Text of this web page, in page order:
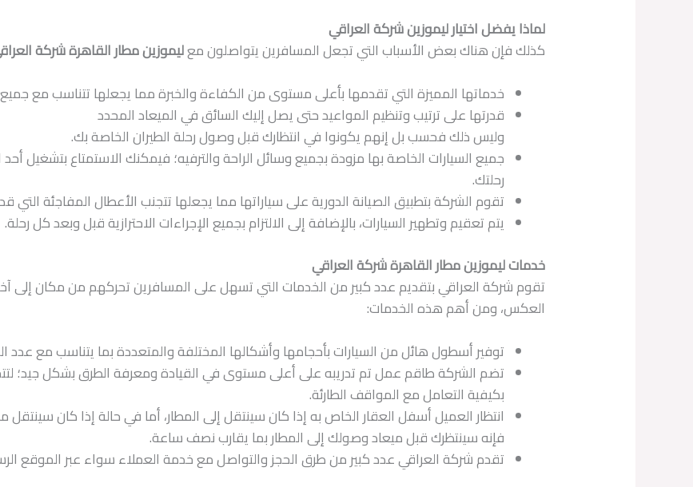
لماذا يفضل اختيار ليموزين شركة العراقي
كذلك فإن هناك بعض الأسباب التي تجعل المسافرين يتواصلون معليموزين مطار القاهرة شركة
خدماتها المميزة التي تقدمها بأعلى مستوى من الكفاءة والخبرة مما يجعلها تتناسب مع
قدرتها على ترتيب وتنظيم المواعيد حتى يصل إليك السائق في الميعاد المحدد
وليس ذلك فحسب بل إنهم يكونوا في انتظارك قبل وصول رحلة الطيران الخاصة بك.
جميع السيارات الخاصة بها مزودة بجميع وسائل الراحة والترفيه؛ فيمكنك الاستمتاع بتشغيل
رحلتك.
تقوم الشركة بتطبيق الصيانة الدورية على سياراتها مما يجعلها تتجنب الأعطال المفاجئة
يتم تعقيم وتطهير السيارات، بالإضافة إلى الالتزام بجميع الإجراءات الاحترازية قبل وبعد كل رحلة.
خدمات ليموزين مطار القاهرة شركة العراقي
تقوم شركة العراقي بتقديم عدد كبير من الخدمات التي تسهل على المسافرين تحركهم من مكان إلى
العكس، ومن أهم هذه الخدمات:
توفير أسطول هائل من السيارات بأحجامها وأشكالها المختلفة والمتعددة بما يتناسب مع عدد
تضم الشركة طاقم عمل تم تدريبه على أعلى مستوى في القيادة ومعرفة الطرق بشكل جيد؛
بكيفية التعامل مع المواقف الطارئة.
انتظار العميل أسفل العقار الخاص به إذا كان سينتقل إلى المطار، أما في حالة إذا كان
فإنه سينتظرك قبل ميعاد وصولك إلى المطار بما يقارب نصف ساعة.
تقدم شركة العراقي عدد كبير من طرق الحجز والتواصل مع خدمة العملاء سواء عبر الموقع